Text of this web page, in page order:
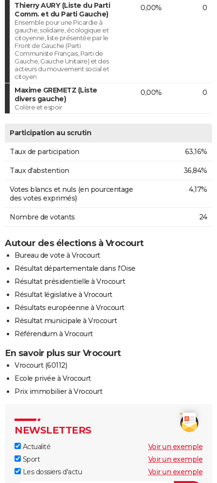
Thierry AURY (Liste du Parti
Comm. et du Parti Gauche)
Ensemble pour une Picardie à
gauche, solidaire, écologique et
citoyenne, liste présentée par le
Front de Gauche (Parti
Communiste Français, Parti de
Gauche, Gauche Unitaire) et des
acteurs du mouvement social et
citoyen
0,00% 0
Maxime GREMETZ (Liste
divers gauche)
Colère et espoir
0,00% 0
Participation au scrutin
Taux de participation 63,16%
Taux d'abstention 36,84%
Votes blancs et nuls (en pourcentage
des votes exprimés)
4,17%
Nombre de votants 24
Autour des élections à Vrocourt
Bureau de vote à Vrocourt
Résultat départementale dans l'Oise
Résultat présidentielle à Vrocourt
Résultat législative à Vrocourt
Résultats européenne à Vrocourt
Résultat municipale à Vrocourt
Référendum à Vrocourt
En savoir plus sur Vrocourt
Vrocourt (60112)
Ecole privée à Vrocourt
Prix immobilier à Vrocourt
NEWSLETTERS
Actualité
Voir un exemple
Sport
Voir un exemple
Les dossiers d'actu
Voir un exemple